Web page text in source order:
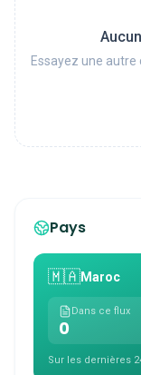
Essayez une
Pays
🇲🇦Maroc
Dans ce flux
0
Sur les dernières